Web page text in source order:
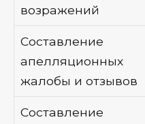
возражений
Составление
апелляционных
жалобы и отзывов
Составление